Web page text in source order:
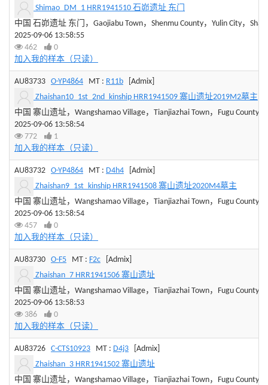
Shimao_DM_1 HRR1941510 石峁遗址 东门
中国 石峁遗址 东门，Gaojiabu Town，Shenmu County，Yulin City，
2025-09-06 13:58:55
462
0
加入我的样本（只读）
AU83733 O-YP4864 MT : R11b [Admix]
Zhaishan10_1st_2nd_kinship HRR1941509 寨山遗址2019M2墓主
中国 寨山遗址，Wangshamao Village，Tianjiazhai Town，Fugu County，
2025-09-06 13:58:54
772
1
加入我的样本（只读）
AU83732 O-YP4864 MT : D4h4 [Admix]
Zhaishan9_1st_kinship HRR1941508 寨山遗址2020M4墓主
中国 寨山遗址，Wangshamao Village，Tianjiazhai Town，Fugu County，
2025-09-06 13:58:54
457
0
加入我的样本（只读）
AU83730 O-F5 MT : F2c [Admix]
Zhaishan_7 HRR1941506 寨山遗址
中国 寨山遗址，Wangshamao Village，Tianjiazhai Town，Fugu County，
2025-09-06 13:58:53
386
0
加入我的样本（只读）
AU83726 C-CTS10923 MT : D4j3 [Admix]
Zhaishan_3 HRR1941502 寨山遗址
中国 寨山遗址，Wangshamao Village，Tianjiazhai Town，Fugu County，